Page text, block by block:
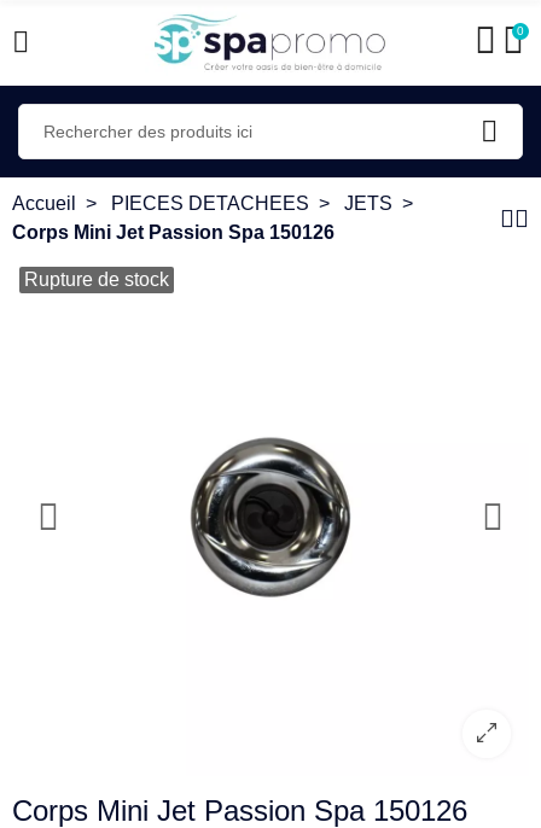
0
Accueil PIECES DETACHEES
JETS
Corps Mini Jet Passion Spa 150126
Rupture de stock
Corps Mini Jet Passion Spa 150126